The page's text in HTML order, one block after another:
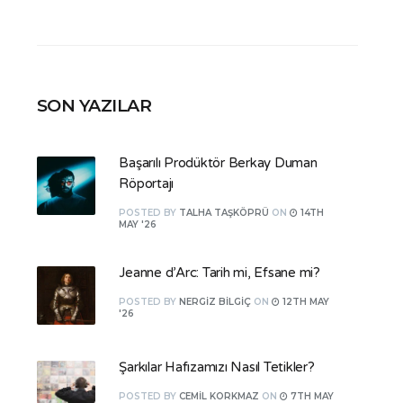
SON YAZILAR
Başarılı Prodüktör Berkay Duman
Röportajı
POSTED BY TALHA TAŞKÖPRÜ ON
14TH
MAY '26
Jeanne d’Arc: Tarih mi, Efsane mi?
POSTED BY NERGIZ BILGIÇ ON
12TH MAY
'26
Şarkılar Hafızamızı Nasıl Tetikler?
POSTED BY CEMIL KORKMAZ ON
7TH MAY